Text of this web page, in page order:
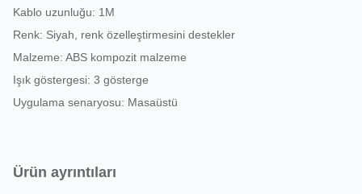
Kablo uzunluğu: 1M
Renk: Siyah, renk özelleştirmesini destekler
Malzeme: ABS kompozit malzeme
Işık göstergesi: 3 gösterge
Uygulama senaryosu: Masaüstü
Ürün ayrıntıları